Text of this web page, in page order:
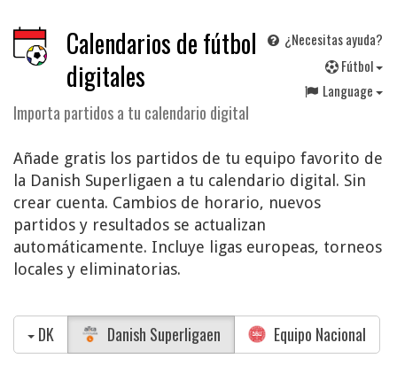
Calendarios de fútbol
digitales
Importa partidos a tu calendario digital
¿Necesitas ayuda?
Fútbol
Language
Añade gratis los partidos de tu equipo favorito de
la Danish Superligaen a tu calendario digital. Sin
crear cuenta. Cambios de horario, nuevos
partidos y resultados se actualizan
automáticamente. Incluye ligas europeas, torneos
locales y eliminatorias.
DK Danish Superligaen Equipo Nacional